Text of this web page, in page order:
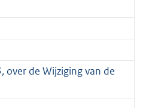
over de Wijziging van de